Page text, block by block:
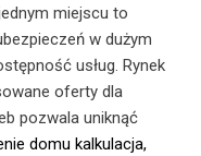
miejscu to
w dużym
usług. Rynek
oferty dla
pozwala uniknąć
domu kalkulacja,